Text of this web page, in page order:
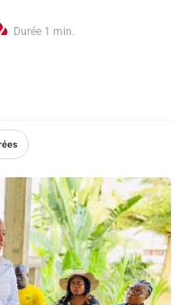
Durée 1 min.